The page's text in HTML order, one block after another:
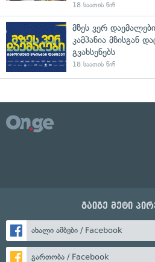
18 საათის წინ
მზეს ვერ
კამპანია მზისგან
გვახსენებს
18 საათის წინ
გაიგე მეტი
ახალი ამბები / Facebook
გართობა / Facebook